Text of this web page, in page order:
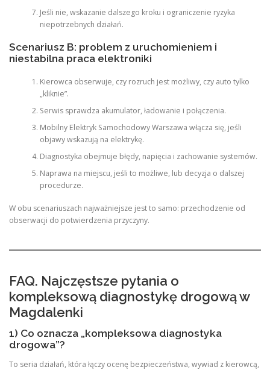
Jeśli nie, wskazanie dalszego kroku i ograniczenie ryzyka
niepotrzebnych działań.
Scenariusz B: problem z uruchomieniem i
niestabilna praca elektroniki
Kierowca obserwuje, czy rozruch jest możliwy, czy auto tylko
„kliknie”.
Serwis sprawdza akumulator, ładowanie i połączenia.
Mobilny Elektryk Samochodowy Warszawa włącza się, jeśli
objawy wskazują na elektrykę.
Diagnostyka obejmuje błędy, napięcia i zachowanie systemów.
Naprawa na miejscu, jeśli to możliwe, lub decyzja o dalszej
procedurze.
W obu scenariuszach najważniejsze jest to samo: przechodzenie od
obserwacji do potwierdzenia przyczyny.
FAQ. Najczęstsze pytania o
kompleksową diagnostykę drogową w
Magdalenki
1) Co oznacza „kompleksowa diagnostyka
drogowa”?
To seria działań, która łączy ocenę bezpieczeństwa, wywiad z kierowcą,